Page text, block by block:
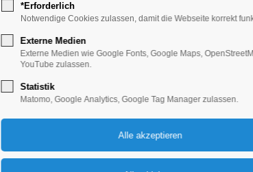
Museum"
Ausstellung
14.04.2026, 13:00–17:00
*Erforderlich
Notwendige Cookies zulassen, damit die Webseite korrekt
Externe Medien
Externe Medien wie Google Fonts, Google Maps,
YouTube zulassen.
Statistik
Matomo, Google Analytics, Google Tag Manager zulassen.